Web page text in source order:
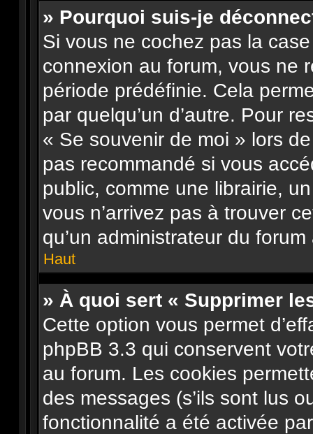
» Pourquoi suis-je
Si vous ne cochez pas la
connexion au forum, vous ne
période prédéfinie. Cela
par quelqu’un d’autre. Pour
« Se souvenir de moi » lors
pas recommandé si vous
public, comme une librairie,
vous n’arrivez pas à trouver
qu’un administrateur du
Haut
» À quoi sert « Supprimer
Cette option vous permet
phpBB 3.3 qui conservent
au forum. Les cookies
des messages (s’ils sont lus
fonctionnalité a été activée